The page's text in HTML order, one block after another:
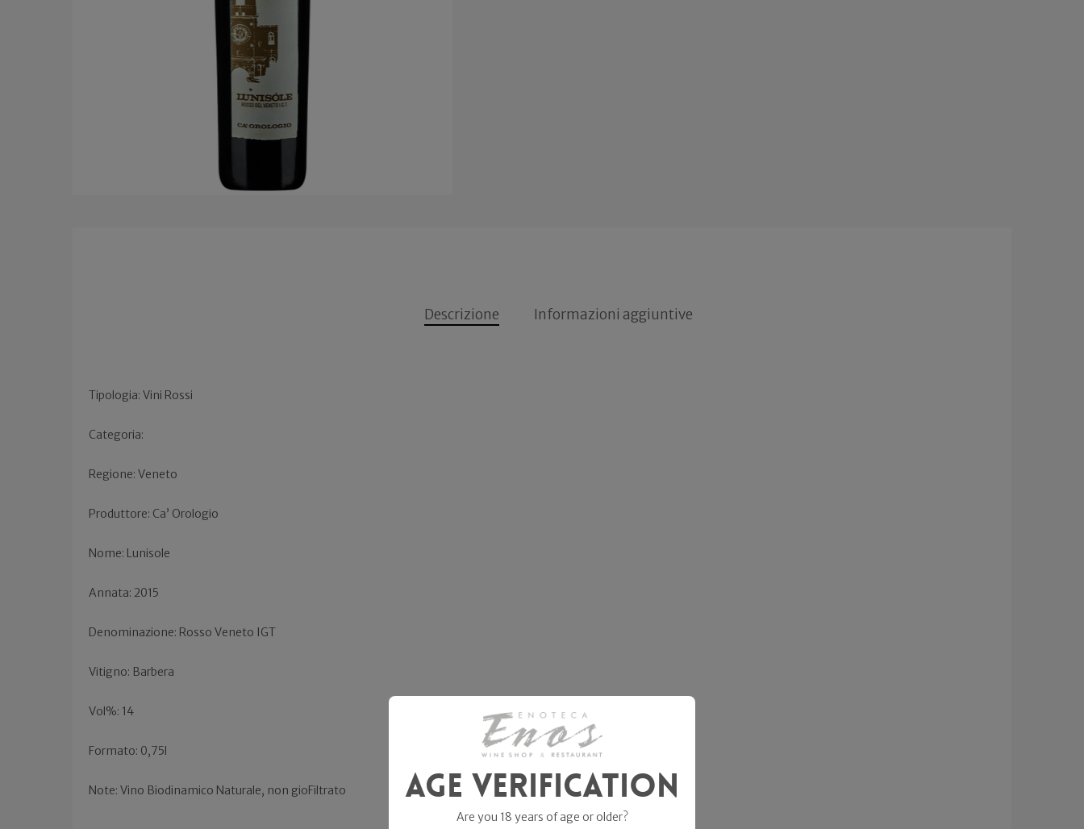
Descrizione Informazioni aggiuntive
Tipologia: Vini Rossi
Categoria:
Regione: Veneto
Produttore: Ca’ Orologio
Nome: Lunisole
Annata: 2015
Denominazione: Rosso Veneto IGT
Vitigno: Barbera
Vol%: 14
Formato: 0,75l
Note: Vino Biodinamico Naturale, non gioFiltrato Age Verification
Are you 18 years of age or older?